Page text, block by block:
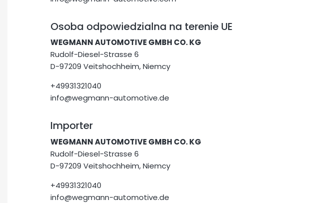
Osoba odpowiedzialna na terenie UE
WEGMANN AUTOMOTIVE GMBH CO. KG
Rudolf-Diesel-Strasse 6
D-97209 Veitshochheim, Niemcy
+49931321040
info@wegmann-automotive.de
Importer
WEGMANN AUTOMOTIVE GMBH CO. KG
Rudolf-Diesel-Strasse 6
D-97209 Veitshochheim, Niemcy
+49931321040
info@wegmann-automotive.de